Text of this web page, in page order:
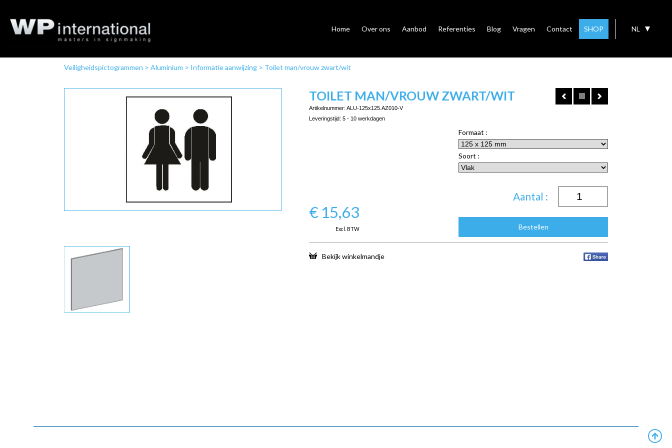
NL
Home Over ons Aanbod Referenties Blog Vragen Contact SHOP
Veiligheidspictogrammen > Aluminium > Informatie aanwijzing> Toilet man/vrouw zwart/wit
TOILET MAN/VROUW ZWART/WIT
Artikelnummer: ALU-125x125.AZ010-V
Leveringstijd: 5 - 10 werkdagen
€ 15,63
Excl. BTW
Formaat :
Soort :
Aantal :
Bestellen
Bekijk winkelmandje